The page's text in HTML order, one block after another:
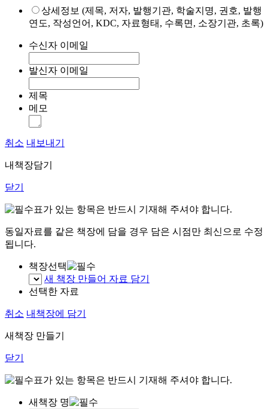
상세정보 (제목, 저자, 발행기관, 학술지명, 권호, 발행
연도, 작성언어, KDC, 자료형태, 수록면, 소장기관, 초록)
수신자 이메일
발신자 이메일
제목
메모
취소 내보내기
내책장담기
닫기
표가 있는 항목은 반드시 기재해 주셔야 합니다.
동일자료를 같은 책장에 담을 경우 담은 시점만 최신으로 수정
됩니다.
책장선택
새 책장 만들어 자료 담기
선택한 자료
취소 내책장에 담기
새책장 만들기
닫기
표가 있는 항목은 반드시 기재해 주셔야 합니다.
새책장 명